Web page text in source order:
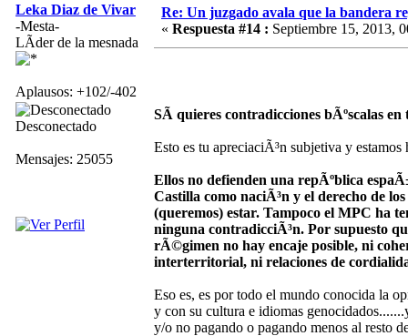
Leka Diaz de Vivar
-Mesta-
LÃ­der de la mesnada
Aplausos: +102/-402
Desconectado
Mensajes: 25055
Re: Un juzgado avala que la bandera
« Respuesta #14 : Septiembre 15, 2013,
SÃ­ quieres contradicciones bÃºscalas
Esto es tu apreciaciÃ³n subjetiva y
Ellos no defienden una repÃºblica
Castilla como naciÃ³n y el derecho de
(queremos) estar. Tampoco el MPC ha
ninguna contradicciÃ³n. Por supuesto
rÃ©gimen no hay encaje posible, ni
interterritorial, ni relaciones de
Eso es, es por todo el mundo conocida la
y con su cultura e idiomas
y/o no pagando o pagando menos al resto